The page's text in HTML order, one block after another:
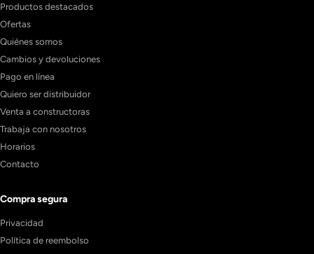
Productos destacados
Ofertas
Quiénes somos
Cambios y devoluciones
Pago en línea
Quiero ser distribuidor
Venta a constructoras
Trabaja con nosotros
Horarios
Contacto
Compra segura
Privacidad
Política de reembolso